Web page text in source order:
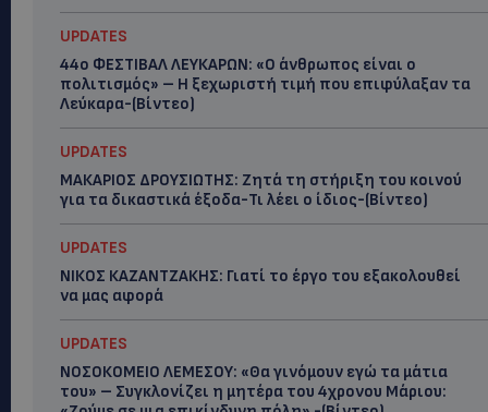
UPDATES
44ο ΦΕΣΤΙΒΑΛ ΛΕΥΚΑΡΩΝ: «Ο άνθρωπος είναι ο
πολιτισμός» – Η ξεχωριστή τιμή που επιφύλαξαν τα
Λεύκαρα-(Βίντεο)
UPDATES
ΜΑΚΑΡΙΟΣ ΔΡΟΥΣΙΩΤΗΣ: Ζητά τη στήριξη του κοινού
για τα δικαστικά έξοδα-Τι λέει ο ίδιος-(Βίντεο)
UPDATES
ΝΙΚΟΣ ΚΑΖΑΝΤΖΑΚΗΣ: Γιατί το έργο του εξακολουθεί
να μας αφορά
UPDATES
ΝΟΣΟΚΟΜΕΙΟ ΛΕΜΕΣΟΥ: «Θα γινόμουν εγώ τα μάτια
του» – Συγκλονίζει η μητέρα του 4χρονου Μάριου: